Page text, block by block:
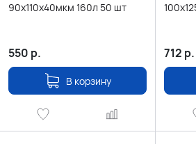
90х110х40мкм 160л 50 шт
550 р.
В корзину
712 р.